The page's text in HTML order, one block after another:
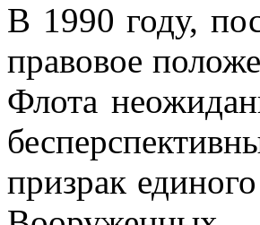
В 1990 году,
правовое
Флота
призрак